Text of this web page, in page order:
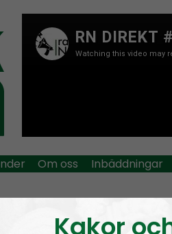
Om oss Inbäddningar
Nordfront Mer än ord
Kakor